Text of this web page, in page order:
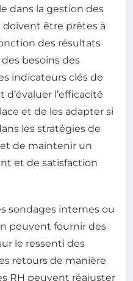
dans la gestion des
doivent être prêtes à
des résultats
besoins des
indicateurs clés de
l’efficacité
et de les adapter si
les stratégies de
de maintenir un
et de satisfaction
sondages internes ou
peuvent fournir des
le ressenti des
retours de manière
RH peuvent réajuster